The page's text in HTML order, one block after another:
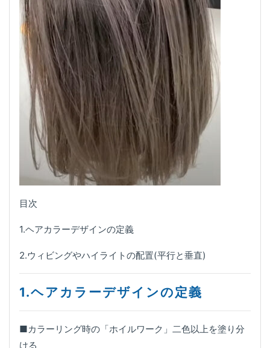
目次
1.ヘアカラーデザインの定義
2.ウィビングやハイライトの配置(平行と垂直)
1.ヘアカラーデザインの定義
■カラーリング時の「ホイルワーク」二色以上を塗り分
ける